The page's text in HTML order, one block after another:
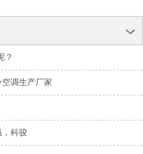
？
调生产厂家
，科骏